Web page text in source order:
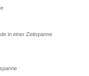
in einer Zeitspanne